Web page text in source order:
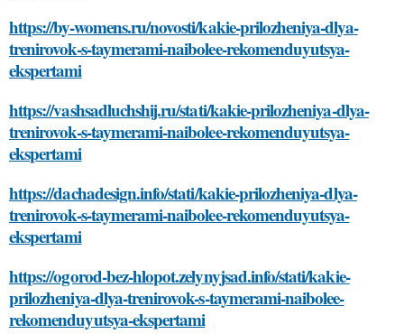
https://by-womens.ru/novosti/kakie-prilozheniya-dlya-
trenirovok-s-taymerami-naibolee-rekomenduyutsya-
ekspertami
https://vashsadluchshij.ru/stati/kakie-prilozheniya-dlya-
trenirovok-s-taymerami-naibolee-rekomenduyutsya-
ekspertami
https://dachadesign.info/stati/kakie-prilozheniya-dlya-
trenirovok-s-taymerami-naibolee-rekomenduyutsya-
ekspertami
https://ogorod-bez-hlopot.zelynyjsad.info/stati/kakie-
prilozheniya-dlya-trenirovok-s-taymerami-naibolee-
rekomenduyutsya-ekspertami